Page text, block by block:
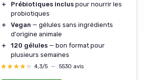
＋
Prébiotiques inclus pour nourrir les
probiotiques
＋
Vegan — gélules sans ingrédients
d'origine animale
＋
120 gélules — bon format pour
plusieurs semaines
★★★★★
★★★★★ 4,3/5 — 5530 avis